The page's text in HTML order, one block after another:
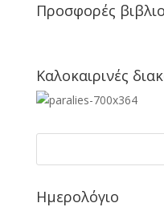
Προσφορές
Καλοκαιρινές
Ημερολόγιο